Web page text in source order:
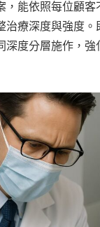
，能依照每位顧客
治療深度與強度。
深度分層施作，強